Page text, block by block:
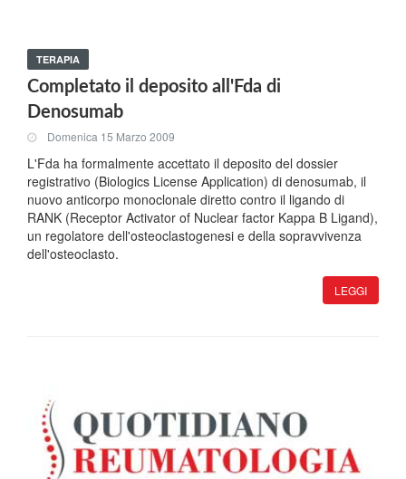
TERAPIA
Completato il deposito all'Fda di
Denosumab
Domenica 15 Marzo 2009
L'Fda ha formalmente accettato il deposito del dossier
registrativo (Biologics License Application) di denosumab, il
nuovo anticorpo monoclonale diretto contro il ligando di
RANK (Receptor Activator of Nuclear factor Kappa B Ligand),
un regolatore dell'osteoclastogenesi e della sopravvivenza
dell'osteoclasto.
LEGGI